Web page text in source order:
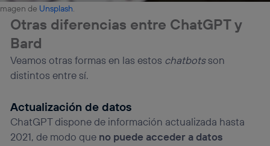
de Unsplash.
Otras diferencias entre ChatGPT y
Bard
Veamos otras formas en las estos chatbotsson
distintos entre sí.
Actualización de datos
ChatGPT dispone de información actualizada hasta
2021, de modo que no puede acceder a datos